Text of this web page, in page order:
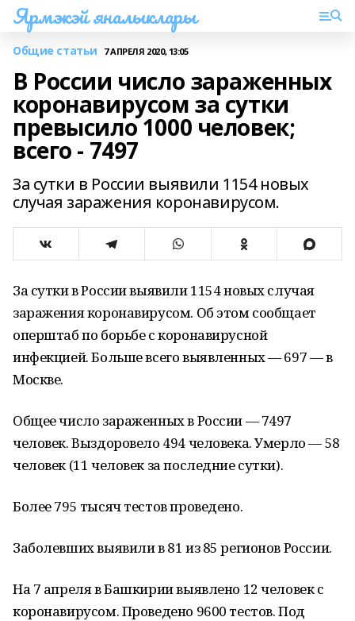
Ярмэкэй яналыклары
Общие статьи 7 АПРЕЛЯ 2020, 13:05
В России число зараженных
коронавирусом за сутки
превысило 1000 человек;
всего - 7497
За сутки в России выявили 1154 новых
случая заражения коронавирусом.
За сутки в России выявили 1154 новых случая
заражения коронавирусом. Об этом сообщает
оперштаб по борьбе с коронавирусной
инфекцией. Больше всего выявленных — 697 — в
Москве.
Общее число зараженных в России — 7497
человек. Выздоровело 494 человека. Умерло — 58
человек (11 человек за последние сутки).
Более 795 тысяч тестов проведено.
Заболевших выявили в 81 из 85 регионов России.
На 7 апреля в Башкирии выявлено 12 человек с
коронавирусом. Проведено 9600 тестов. Под